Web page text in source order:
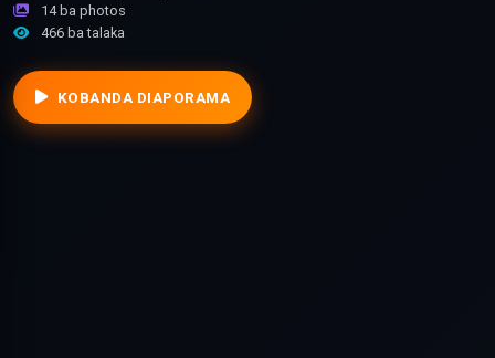
14 ba photos
466 ba talaka
KOBANDA DIAPORAMA